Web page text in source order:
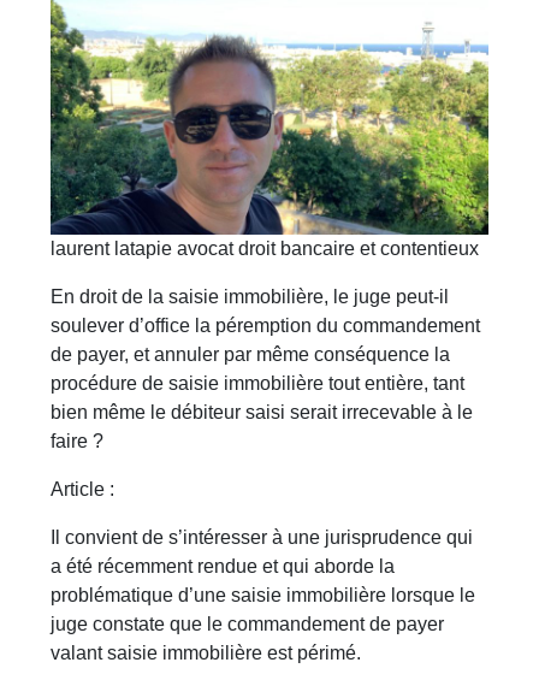
laurent latapie avocat droit bancaire et contentieux
En droit de la saisie immobilière, le juge peut-il
soulever d’office la péremption du commandement
de payer, et annuler par même conséquence la
procédure de saisie immobilière tout entière, tant
bien même le débiteur saisi serait irrecevable à le
faire ?
Article :
Il convient de s’intéresser à une jurisprudence qui
a été récemment rendue et qui aborde la
problématique d’une saisie immobilière lorsque le
juge constate que le commandement de payer
valant saisie immobilière est périmé.